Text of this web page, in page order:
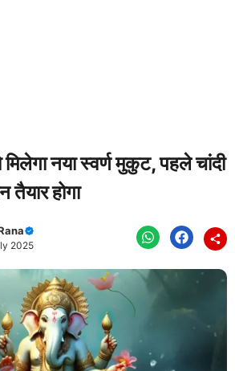
नया स्वर्ण मुकुट, पहले चांदी
तैयार होगा
2025